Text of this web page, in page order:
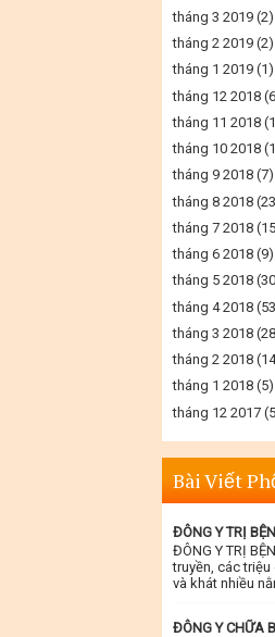
tháng 3 2019 (2)
tháng 2 2019 (2)
tháng 1 2019 (1)
tháng 12 2018
tháng 11 2018
tháng 10 2018
tháng 9 2018 (7)
tháng 8 2018
tháng 7 2018
tháng 6 2018 (9)
tháng 5 2018
tháng 4 2018
tháng 3 2018
tháng 2 2018
tháng 1 2018 (5)
tháng 12 2017
Bài Viết
ĐÔNG Y TRỊ
ĐÔNG Y TRỊ
truyền, các triệu
và khát nhiều
ĐÔNG Y CHỮA